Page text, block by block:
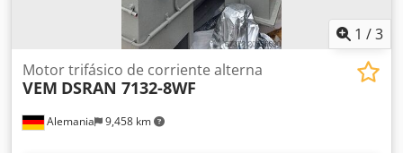
1 /3
Alemania 9,458 km
Motor trifásico de corriente alterna
VEM DSRAN 7132-8WF